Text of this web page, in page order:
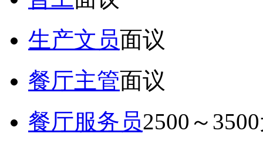
生产文员面议
餐厅主管面议
餐厅服务员2500～